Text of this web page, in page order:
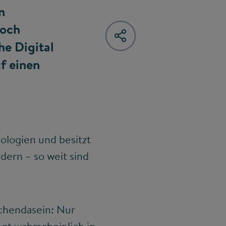
Digital
einen
und besitzt
– so weit sind
Nur